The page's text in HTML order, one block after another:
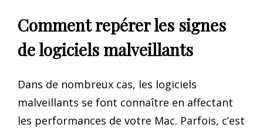
Comment repérer les signes
de logiciels malveillants
Dans de nombreux cas, les logiciels
malveillants se font connaître en affectant
les performances de votre Mac. Parfois, c’est